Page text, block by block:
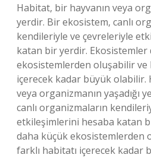
Habitat, bir hayvanın veya
yerdir. Bir ekosistem, canlı
kendileriyle ve çevreleriyle
katan bir yerdir. Ekosistemler
ekosistemlerden oluşabilir ve
içerecek kadar büyük olabilir.
veya organizmanın yaşadığı
canlı organizmaların
etkileşimlerini hesaba katan
daha küçük ekosistemlerden
farklı habitatı içerecek kadar